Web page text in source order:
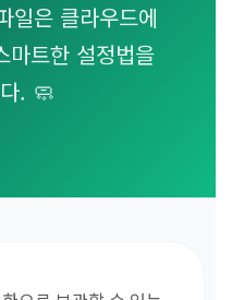
일은 클라우드에
마트한 설정법을
. 🧼